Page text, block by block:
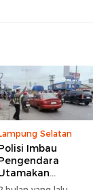
Selatan
Imbau
di